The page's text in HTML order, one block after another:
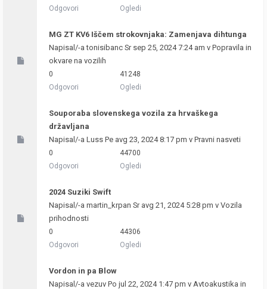
Odgovori
Ogledi
MG ZT KV6 Iščem strokovnjaka: Zamenjava dihtunga
Napisal/-atonisibanc Sr sep 25, 2024 7:24 am v Popravila in
okvare na vozilih
0
Odgovori
41248
Ogledi
Souporaba slovenskega vozila za hrvaškega
državljana
Napisal/-a Luss Pe avg 23, 2024 8:17 pm v Pravni nasveti
0
Odgovori
44700
Ogledi
2024 Suziki Swift
Napisal/-a martin_krpan Sr avg 21, 2024 5:28 pm v Vozila
prihodnosti
0
Odgovori
44306
Ogledi
Vordon in pa Blow
Napisal/-a vezuv Po jul 22, 2024 1:47 pm v Avtoakustika in